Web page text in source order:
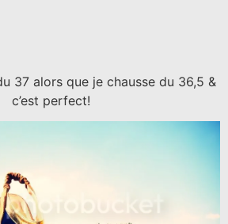
37 alors que je chausse du 36,5 &
c’est perfect!